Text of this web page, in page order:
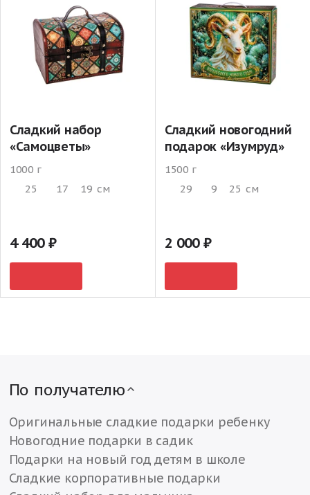
Сладкий набор
«Самоцветы»
1000 г
25
17 19 см
4 400
Сладкий новогодний
подарок «Изумруд»
1500 г
29
9 25 см
2 000
По получателю
Оригинальные сладкие подарки ребенку
Новогодние подарки в садик
Подарки на новый год детям в школе
Сладкие корпоративные подарки